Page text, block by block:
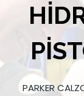
PARKER